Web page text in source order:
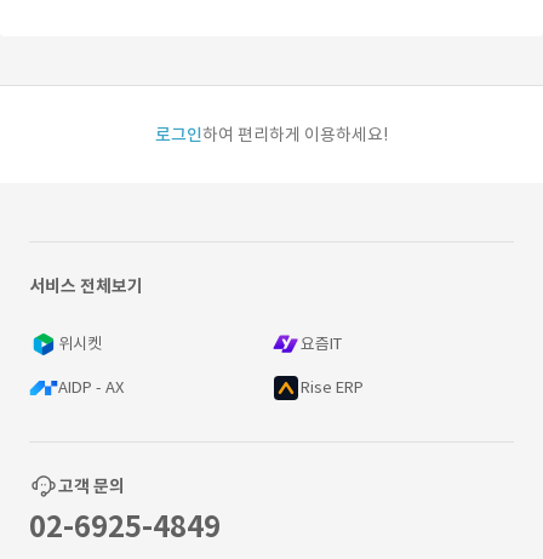
로그인하여 편리하게 이용하세요!
서비스 전체보기
위시켓 요즘IT
AIDP - AX Rise ERP
고객 문의
02-6925-4849